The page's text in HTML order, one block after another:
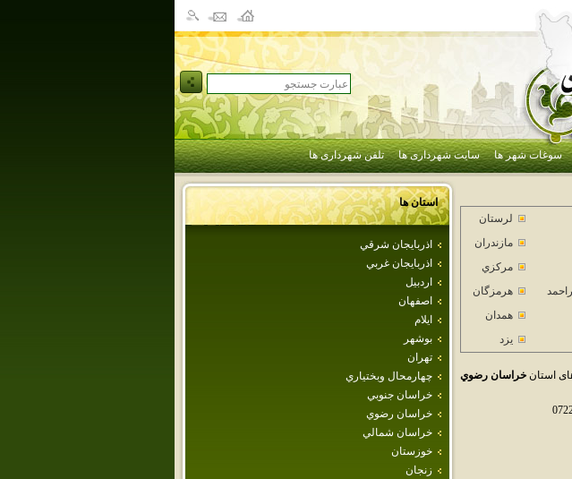
سوغات شهر ها سایت شهرداری ها تلفن شهرداری ها
استان ها
اذربايجان شرقي
اذربايجان غربي
اردبيل
اصفهان
ايلام
بوشهر
تهران
چهارمحال وبختياري
خراسان جنوبي
خراسان رضوي
خراسان شمالي
خوزستان
زنجان
لرستان
مازندران
مركزي
هرمزگان
همدان
يزد
استانخراسان رضوي